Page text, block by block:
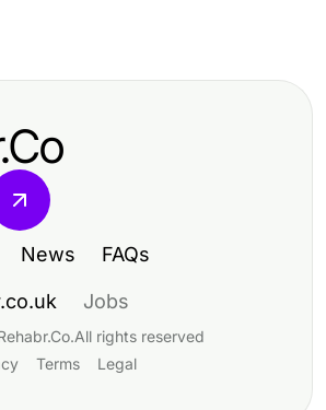
News FAQs
Jobs
.All rights reserved
Terms Legal